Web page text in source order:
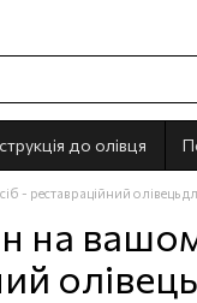
до олівця
- реставраційний олівець
на